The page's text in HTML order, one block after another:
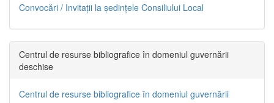
Convocări / Invitaţii la şedinţele Consiliului Local
Centrul de resurse bibliografice în domeniul guvernării
deschise
Centrul de resurse bibliografice în domeniul guvernării